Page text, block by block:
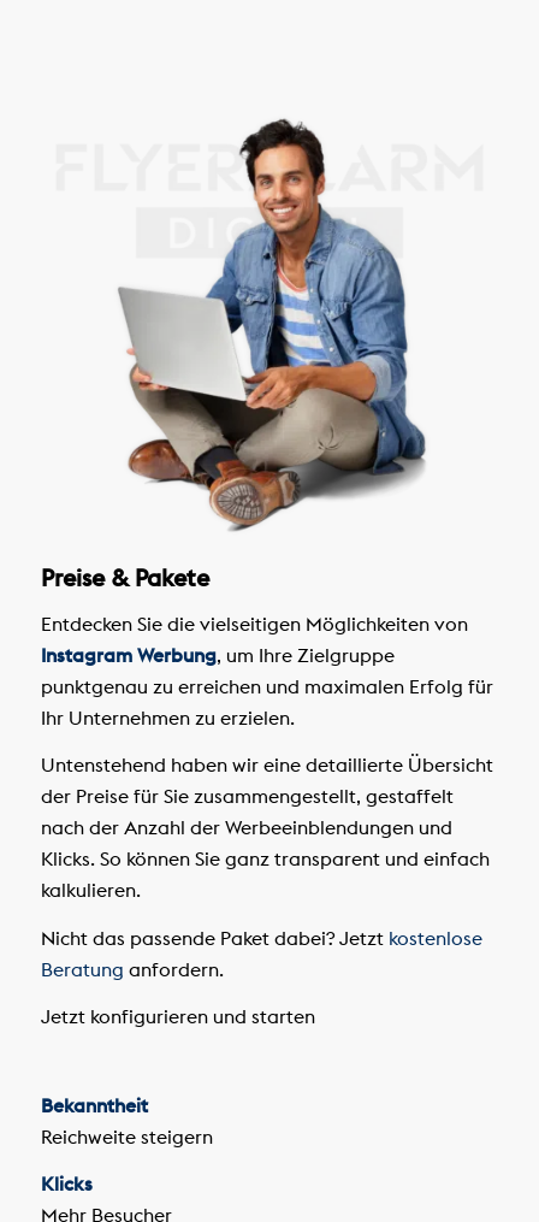
Preise & Pakete
Entdecken Sie die vielseitigen Möglichkeiten von
Instagram Werbung, um Ihre Zielgruppe
punktgenau zu erreichen und maximalen Erfolg für
Ihr Unternehmen zu erzielen.
Untenstehend haben wir eine detaillierte Übersicht
der Preise für Sie zusammengestellt, gestaffelt
nach der Anzahl der Werbeeinblendungen und
Klicks. So können Sie ganz transparent und einfach
kalkulieren.
Nicht das passende Paket dabei? Jetzt kostenlose
Beratung anfordern.
Jetzt konfigurieren und starten
Bekanntheit
Reichweite steigern
Klicks
Mehr Besucher